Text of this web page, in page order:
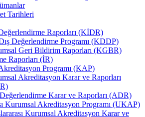
Tarihleri
Raporları (KİDR)
Değerlendirme Programı (KDDP)
Geri Bildirim Raporları (KGBR)
Raporları (İR)
Programı (KAP)
Akreditasyon Karar ve Raporları
Karar ve Raporları (ADR)
Kurumsal Akreditasyon Programı (UKAP)
Kurumsal Akreditasyon Karar ve